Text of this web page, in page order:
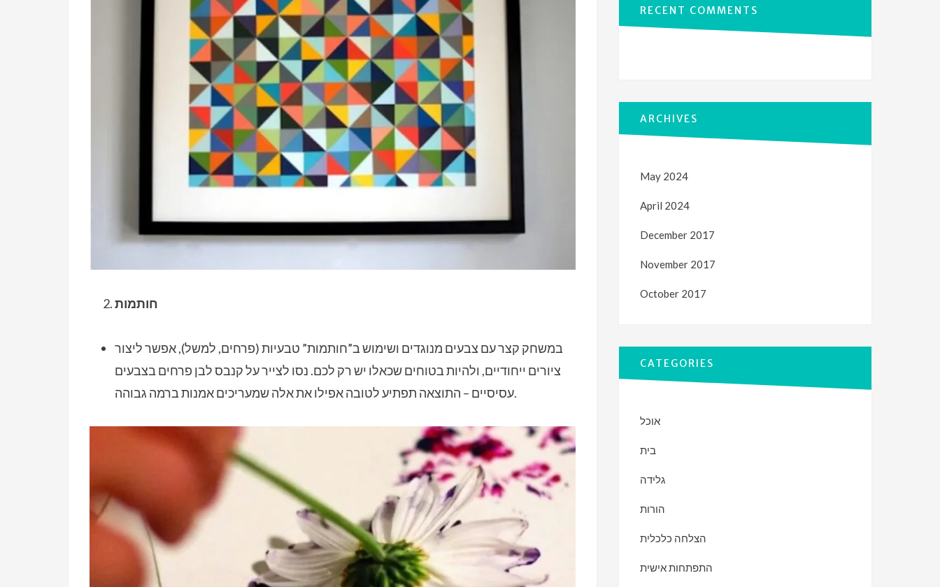
חותמות
במשחק קצר עם צבעים מנוגדים ושימוש ב”חותמות” טבעיות (פרחים, למשל), אפשר ליצור
ציורים ייחודיים, ולהיות בטוחים שכאלו יש רק לכם. נסו לצייר על קנבס לבן פרחים בצבעים
עסיסיים – התוצאה תפתיע לטובה אפילו את אלה שמעריכים אמנות ברמה גבוהה.
RECENT COMMENTS
ARCHIVES
May 2024
April 2024
December 2017
November 2017
October 2017
CATEGORIES
אוכל
בית
גלידה
הורות
הצלחה כלכלית
התפתחות אישית